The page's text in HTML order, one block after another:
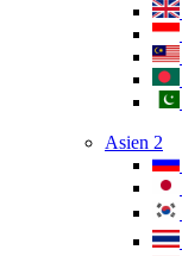
Asien 2